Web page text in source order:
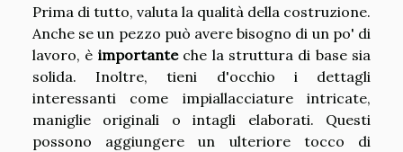
Prima di tutto, valuta la qualità della costruzione.
Anche se un pezzo può avere bisogno di un po' di
lavoro, è importanteche la struttura di base sia
solida. Inoltre, tieni d'occhio i dettagli
interessanti come impiallacciature intricate,
maniglie originali o intagli elaborati. Questi
possono aggiungere un ulteriore tocco di